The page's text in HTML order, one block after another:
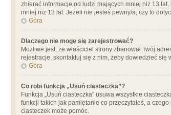
zbierać informacje od ludzi mających mniej niż 13
mniej niż 13 lat. Jeżeli nie jesteś pewny/a, czy to
Góra
Dlaczego nie mogę się zarejestrować?
Możliwe jest, że właściciel strony zbanował Twój
rejestracje, skontaktuj się z nim, żeby dowiedzieć się
Góra
Co robi funkcja „Usuń ciasteczka”?
Funkcja „Usuń ciasteczka” usuwa wszystkie
funkcji takich jak pamiętanie co przeczytałeś, a
ciasteczek może pomóc.